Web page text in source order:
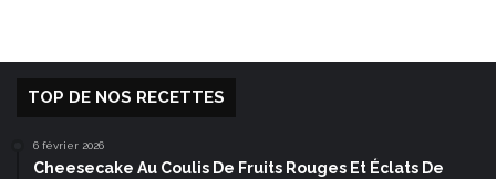
TOP DE NOS RECETTES
6 février 2026
Cheesecake Au Coulis De Fruits Rouges Et Éclats De